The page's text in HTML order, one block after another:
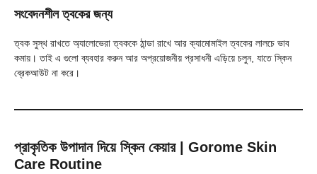
সংবেদনশীল ত্বকের জন্য
ত্বক সুস্থ রাখতে অ্যালোভেরা ত্বককে ঠান্ডা রাখে আর ক্যামোমাইল ত্বকের লালচে ভাব
কমায়। তাই এ গুলো ব্যবহার করুন আর অপ্রয়োজনীয় প্রসাধনী এড়িয়ে চলুন, যাতে স্কিন
ব্রেকআউট না করে।
প্রাকৃতিক উপাদান দিয়ে স্কিন কেয়ার| Gorome Skin
Care Routine